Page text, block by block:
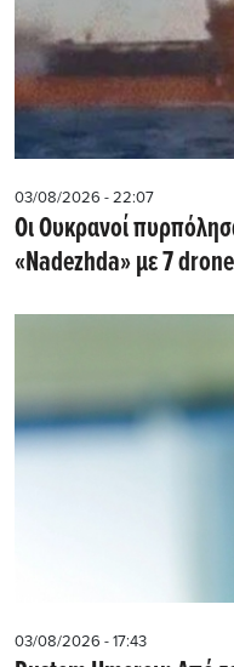
03/08/2026 - 22:07
Οι Ουκρανοί
«Nadezhda» με 7
03/08/2026 - 17:43